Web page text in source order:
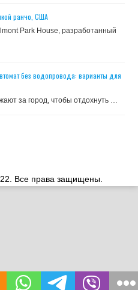
ранчо, США
Park House, разработанный
без водопровода: варианты для
за город, чтобы отдохнуть …
Все права защищены.